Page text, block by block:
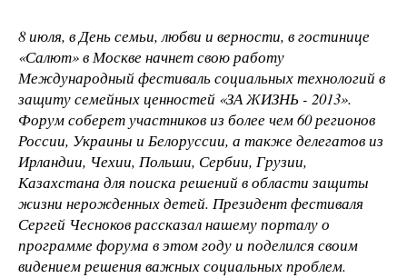
8 июля, в День семьи, любви и верности, в гостинице
«Салют» в Москве начнет свою работу
Международный фестиваль социальных технологий в
защиту семейных ценностей «ЗА ЖИЗНЬ - 2013».
Форум соберет участников из более чем 60 регионов
России, Украины и Белоруссии, а также делегатов из
Ирландии, Чехии, Польши, Сербии, Грузии,
Казахстана для поиска решений в области защиты
жизни нерожденных детей. Президент фестиваля
Сергей Чесноков рассказал нашему порталу о
программе форума в этом году и поделился своим
видением решения важных социальных проблем.